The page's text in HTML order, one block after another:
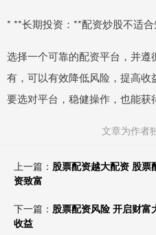
* **长期投资：**配资炒股不适合
选择一个可靠的配资平台，并
有，可以有效降低风险，提高
要选对平台，稳健操作，也能获
文章为作者
上一篇： 股票配资越大配资 股
资致富
下一篇： 股票配资风险 开启财
收益